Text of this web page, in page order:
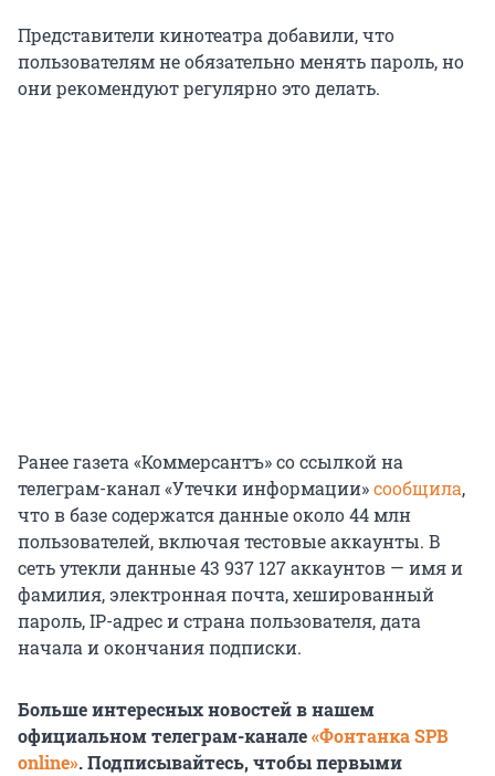
Представители кинотеатра добавили, что
пользователям не обязательно менять пароль, но
они рекомендуют регулярно это делать.
Ранее газета «Коммерсантъ» со ссылкой на
телеграм-канал «Утечки информации»сообщила,
что в базе содержатся данные около 44 млн
пользователей, включая тестовые аккаунты. В
сеть утекли данные 43 937 127 аккаунтов — имя и
фамилия, электронная почта, хешированный
пароль, IP-адрес и страна пользователя, дата
начала и окончания подписки.
Больше интересных новостей в нашем
официальном телеграм-канале«Фонтанка SPB
online». Подписывайтесь, чтобы первыми